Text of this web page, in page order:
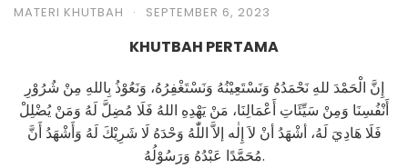
MATERI KHUTBAH · SEPTEMBER 6, 2023
KHUTBAH PERTAMA
إِنَّ الْحَمْدَ للهِ نَحْمَدُهُ وَنَسْتَعِيْنُهُ وَنَسْتَغْفِرُهُ، وَنَعُوْذُ بِاللهِ مِنْ شُرُوْرِ
أَنْفُسِنَا وَمِنْ سَيِّئَاتِ أَعْمَالِنَا، مَنْ يَهْدِهِ اللهُ فَلَا مُضِلَّ لَهُ وَمَنْ يُضْلِلْ
فَلَا هَادِيَ لَهُ، أشْهَدُ أنْ لاَ إِلٰه إلاَّ اللّٰهُ وَحْدَهُ لَا شَرِيْكَ لَهُ وَأَشْهَدُ أَنَّ
مُحَمَّدًا عَبْدُهُ وَرَسُوْلُهُ.